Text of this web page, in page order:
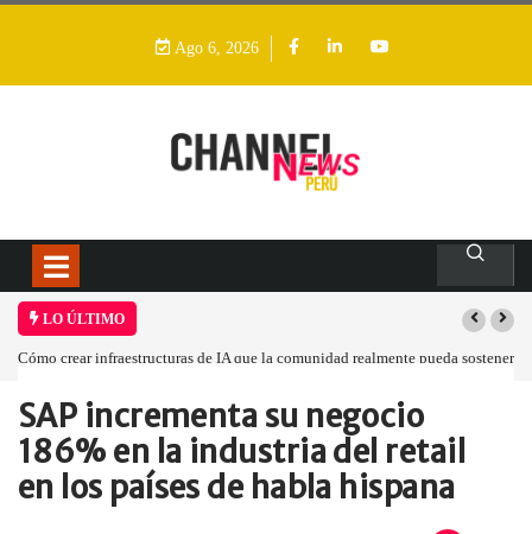
Ago 6, 2026
LO ÚLTIMO
Cómo crear infraestructuras de IA que la comunidad realmente pueda sostener
Home Empresa SAP incrementa su…
SAP incrementa su negocio
186% en la industria del retail
en los países de habla hispana